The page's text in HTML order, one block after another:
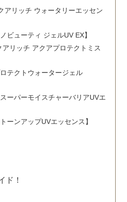
リッチ ウォータリーエッセン
ューティ ジェルUV EX】
リッチ アクアプロテクトミス
テクトウォータージェル
ーパーモイスチャーバリアUVエ
ーンアップUVエッセンス】
ド！